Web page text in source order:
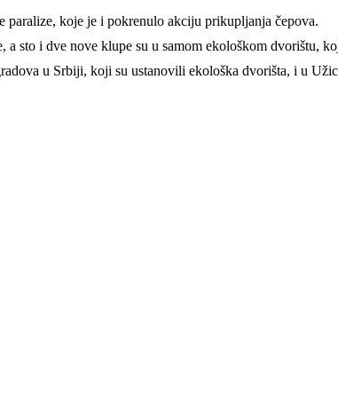
paralize, koje je i pokrenulo akciju prikupljanja čepova.
sto i dve nove klupe su u samom ekološkom dvorištu,
u Srbiji, koji su ustanovili ekološka dvorišta, i u